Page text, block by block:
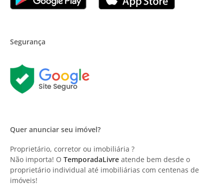
Segurança
Quer anunciar seu imóvel?
Proprietário, corretor ou imobiliária ?
Não importa! O TemporadaLivre atende bem desde o
proprietário individual até imobiliárias com centenas de
imóveis!